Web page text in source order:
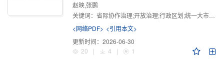
赵映,张鹏
关键词： 省际协作治理;开放治理;行政区划;统一大市场;新发展格局
<网络PDF> <引用本文>
更新时间： 2026-06-30
20
| 4 | 1